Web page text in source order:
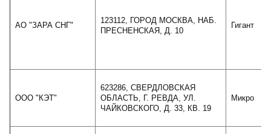
АО "ЗАРА СНГ"
123112, ГОРОД МОСКВА, НАБ.
ПРЕСНЕНСКАЯ, Д. 10
Гигант
ООО "КЭТ"
623286, СВЕРДЛОВСКАЯ
ОБЛАСТЬ, Г. РЕВДА, УЛ.
ЧАЙКОВСКОГО, Д. 33, КВ. 19
Микро